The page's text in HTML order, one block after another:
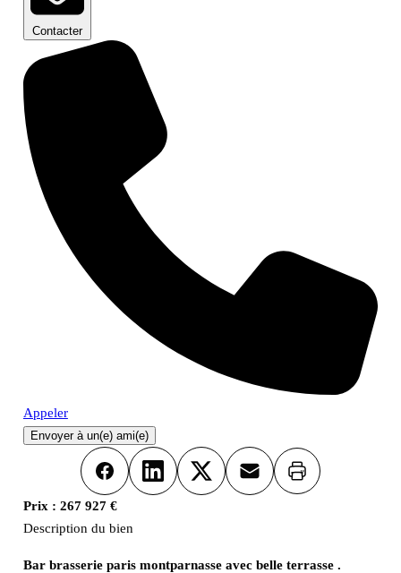
Contacter
Appeler
Envoyer à un(e) ami(e)
FacebookLinkedInX Email Imprimer
Prix : 267 927 €
Description du bien
Bar brasserie paris montparnasse avec belle terrasse .